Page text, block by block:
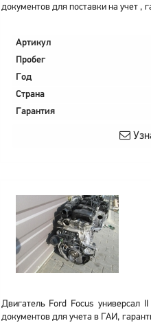
документов для поставки на учет ,
Артикул
Пробег
Год
Страна
Гарантия
Двигатель Ford Focus универсал
документов для учета в ГАИ,